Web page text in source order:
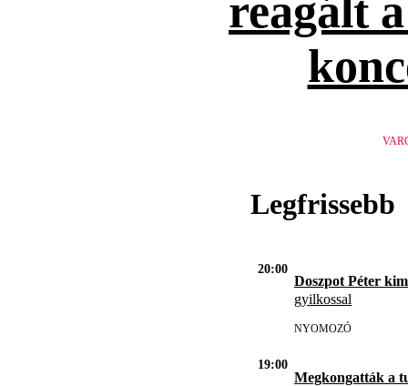
reagált
Legfrissebb
20:00
Doszpot Péter
gyilkossal
NYOMOZÓ
19:00
Megkongatták a